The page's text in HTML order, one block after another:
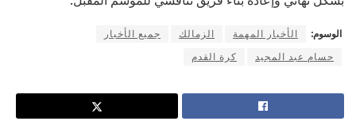
الوسوم: الأخبار المهمة الزمالك جميع الأخبار
حسام عبد المجيد كرة القدم